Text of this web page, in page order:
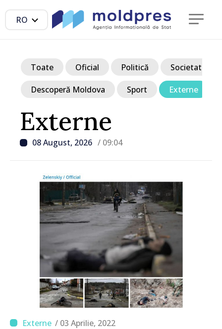
RO
Externe
08 August, 2026 / 09:04
Toate Oficial Politică Societate
Descoperă Moldova Sport Externe
/ 03 Aprilie, 2022